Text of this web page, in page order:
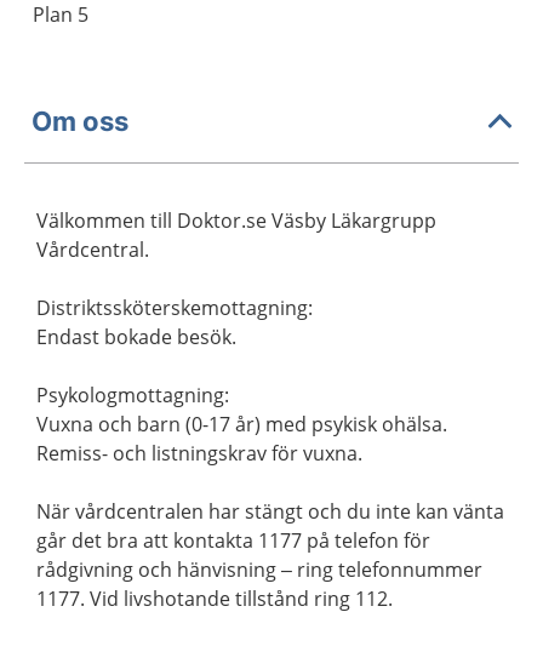
Plan 5
Om oss
Välkommen till Doktor.se Väsby Läkargrupp
Vårdcentral.
Distriktssköterskemottagning:
Endast bokade besök.
Psykologmottagning:
Vuxna och barn (0-17 år) med psykisk ohälsa.
Remiss- och listningskrav för vuxna.
När vårdcentralen har stängt och du inte kan vänta
går det bra att kontakta 1177 på telefon för
rådgivning och hänvisning – ring telefonnummer
1177. Vid livshotande tillstånd ring 112.